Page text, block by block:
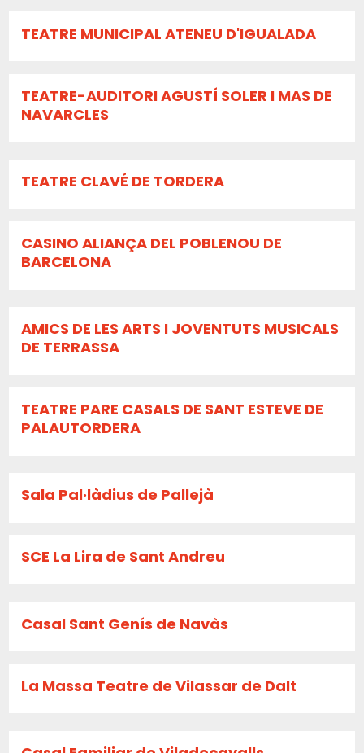
TEATRE MUNICIPAL ATENEU D'IGUALADA
TEATRE-AUDITORI AGUSTÍ SOLER I MAS DE
NAVARCLES
TEATRE CLAVÉ DE TORDERA
CASINO ALIANÇA DEL POBLENOU DE
BARCELONA
AMICS DE LES ARTS I JOVENTUTS MUSICALS
DE TERRASSA
TEATRE PARE CASALS DE SANT ESTEVE DE
PALAUTORDERA
Sala Pal·làdius de Pallejà
SCE La Lira de Sant Andreu
Casal Sant Genís de Navàs
La Massa Teatre de Vilassar de Dalt